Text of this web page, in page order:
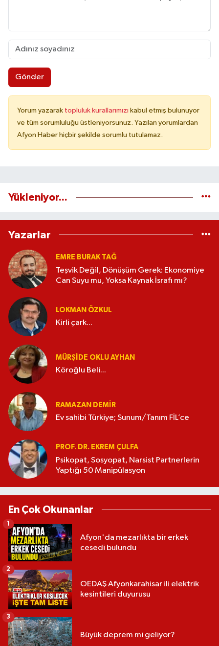
Gönder
Yorum yazarak topluluk kurallarımızı kabul etmiş bulunuyor
ve tüm sorumluluğu üstleniyorsunuz. Yazılan yorumlardan
Afyon Haber hiçbir şekilde sorumlu tutulamaz.
Yükleniyor...
Yazarlar
EMRE BURAK TAĞ
Teşvik Değil, Dönüşüm Gerek: Ekonomiye
Can Suyu mu, Yoksa Kaynak İsrafı mı?
LOKMAN ÖZKUL
Kirli çark...
MÜRŞIDE OKLU AYHAN
Köroğlu Beli...
RAMAZAN DEMİR
Ev sahibi Türkiye; Sunum/Tanım FİL’ce
PROF. DR. EKREM ÇULFA
Psikopat, Sosyopat, Narsist Partnerlerin
Yaptığı 50 Manipülasyon
En Çok Okunanlar
Afyon'da mezarlıkta bir erkek
cesedi bulundu
1
OEDAŞ Afyonkarahisar ili elektrik
kesintileri duyurusu
2
Büyük deprem mi geliyor?
3